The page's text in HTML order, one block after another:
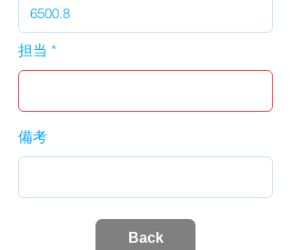
担当
備考
Back